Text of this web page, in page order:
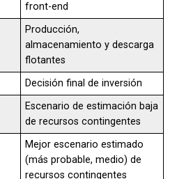
front-end
Producción,
almacenamiento y descarga
flotantes
Decisión final de inversión
Escenario de estimación baja
de recursos contingentes
Mejor escenario estimado
(más probable, medio) de
recursos contingentes